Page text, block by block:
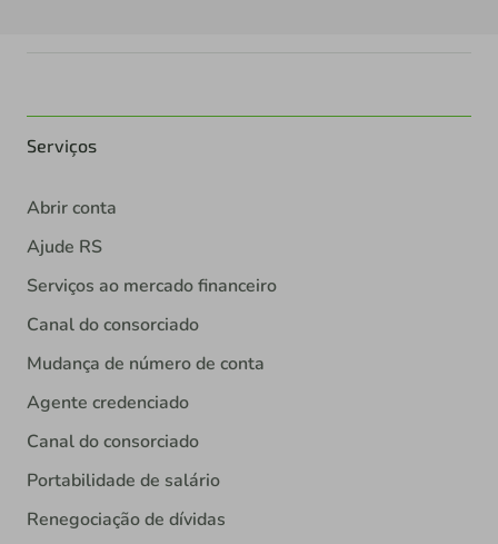
Serviços
Abrir conta
Ajude RS
Serviços ao mercado financeiro
Canal do consorciado
Mudança de número de conta
Agente credenciado
Canal do consorciado
Portabilidade de salário
Renegociação de dívidas